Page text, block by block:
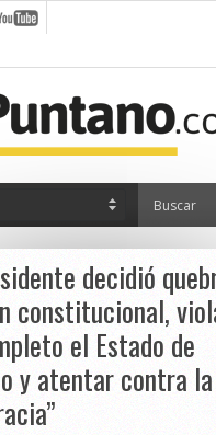
decidió
constitucional,
el Estado de
y atentar contra la